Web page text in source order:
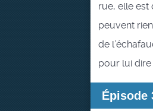
rue, elle est
peuvent
de
pour lui dire
Épisode